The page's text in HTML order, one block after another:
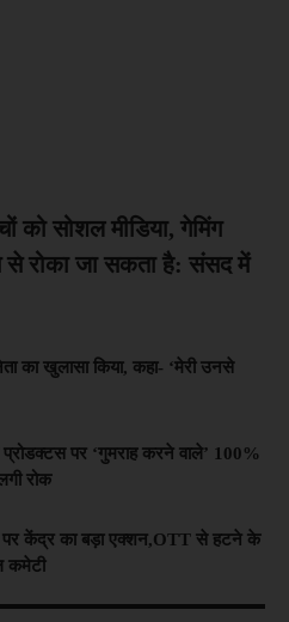
को सोशल मीडिया, गेमिंग
से रोका जा सकता है: संसद में
का खुलासा किया, कहा- ‘मेरी उनसे
पर ‘गुमराह करने वाले’ 100%
रोक
पर केंद्र का बड़ा एक्शन,OTT से हटने के
कमेटी